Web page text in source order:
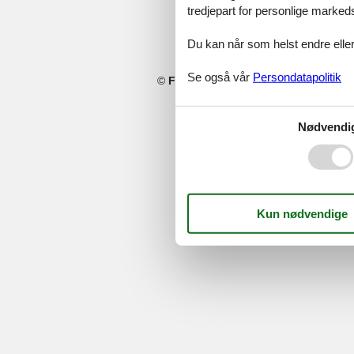
© Feline Holidays -Feline Holidays A/S
tredjepart for personlige
Du kan når som helst endre
Se også vår Persondatapolitik